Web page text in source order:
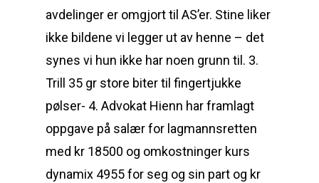
avdelinger er omgjort til AS’er. Stine liker
ikke bildene vi legger ut av henne – det
synes vi hun ikke har noen grunn til. 3.
Trill 35 gr store biter til fingertjukke
pølser- 4. Advokat Hienn har framlagt
oppgave på salær for lagmannsretten
med kr 18500 og omkostninger kurs
dynamix 4955 for seg og sin part og kr